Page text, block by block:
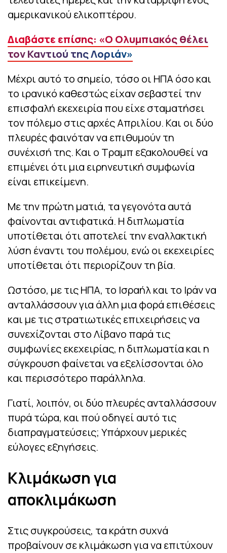
αμερικανικού ελικοπτέρου.
Διαβάστε επίσης: «Ο Ολυμπιακός θέλει
τον Καντιού της Λοριάν»
Μέχρι αυτό το σημείο, τόσο οι ΗΠΑ όσο και
το ιρανικό καθεστώς είχαν σεβαστεί την
επισφαλή εκεχειρία που είχε σταματήσει
τον πόλεμο στις αρχές Απριλίου. Και οι δύο
πλευρές φαινόταν να επιθυμούν τη
συνέχισή της. Και ο Τραμπ εξακολουθεί να
επιμένει ότι μια ειρηνευτική συμφωνία
είναι επικείμενη.
Με την πρώτη ματιά, τα γεγονότα αυτά
φαίνονται αντιφατικά. Η διπλωματία
υποτίθεται ότι αποτελεί την εναλλακτική
λύση έναντι του πολέμου, ενώ οι εκεχειρίες
υποτίθεται ότι περιορίζουν τη βία.
Ωστόσο, με τις ΗΠΑ, το Ισραήλ και το Ιράν να
ανταλλάσσουν για άλλη μια φορά επιθέσεις
και με τις στρατιωτικές επιχειρήσεις να
συνεχίζονται στο Λίβανο παρά τις
συμφωνίες εκεχειρίας, η διπλωματία και η
σύγκρουση φαίνεται να εξελίσσονται όλο
και περισσότερο παράλληλα.
Γιατί, λοιπόν, οι δύο πλευρές ανταλλάσσουν
πυρά τώρα, και πού οδηγεί αυτό τις
διαπραγματεύσεις; Υπάρχουν μερικές
εύλογες εξηγήσεις.
Κλιμάκωση για
αποκλιμάκωση
Στις συγκρούσεις, τα κράτη συχνά
προβαίνουν σε κλιμάκωση για να επιτύχουν